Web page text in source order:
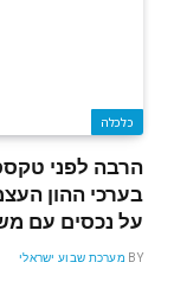
כלכלה
הרבה לפני
על נכסים עם
BY מערכת שבוע ישראלי